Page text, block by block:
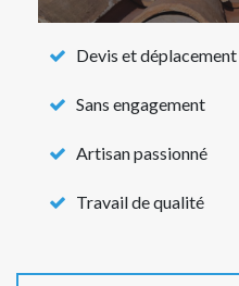
Devis et
Sans engagement
Artisan passionné
Travail de qualité